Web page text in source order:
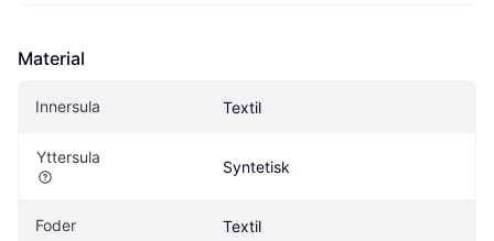
Material
Innersula Textil
Yttersula
Syntetisk
Foder Textil